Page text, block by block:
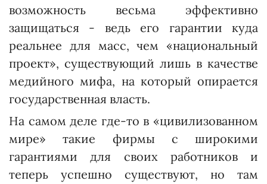
возможность весьма эффективно
защищаться - ведь его гарантии куда
реальнее для масс, чем «национальный
проект», существующий лишь в качестве
медийного мифа, на кото­рый опирается
государст­венная власть.
На самом деле где-то в «цивилизованном
мире» такие фирмы с широкими
гарантиями для своих работников и
теперь успешно существуют, но там